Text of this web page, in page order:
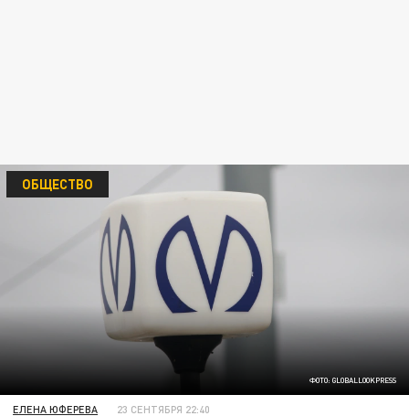
ФОТО: GLOBALLOOKPRESS
ОБЩЕСТВО
ЕЛЕНА ЮФЕРЕВА 23 СЕНТЯБРЯ 22:40